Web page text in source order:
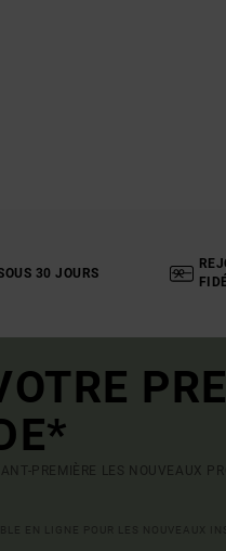
30 JOURS
PREMIÈRE LES NOUVEAUX